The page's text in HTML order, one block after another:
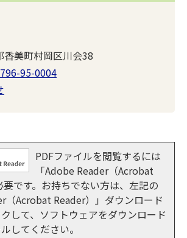
香美町村岡区川会38
95-0004
PDFファイルを閲覧するには
「Adobe Reader（Acrobat
です。お持ちでない方は、左記の
（Acrobat Reader）」ダウンロード
して、ソフトウェアをダウンロード
してください。